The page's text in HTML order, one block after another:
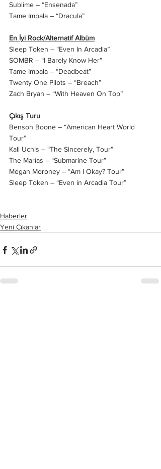
Sublime – “Ensenada”
Tame Impala – “Dracula”
En İyi Rock/Alternatif Albüm
Sleep Token – “Even In Arcadia”
SOMBR – “I Barely Know Her”
Tame Impala – “Deadbeat”
Twenty One Pilots – “Breach”
Zach Bryan – “With Heaven On Top”
Çıkış Turu
Benson Boone – “American Heart World
Tour”
Kali Uchis – “The Sincerely, Tour”
The Marías – “Submarine Tour”
Megan Moroney – “Am I Okay? Tour”
Sleep Token – “Even in Arcadia Tour”
Haberler
Yeni Çıkanlar